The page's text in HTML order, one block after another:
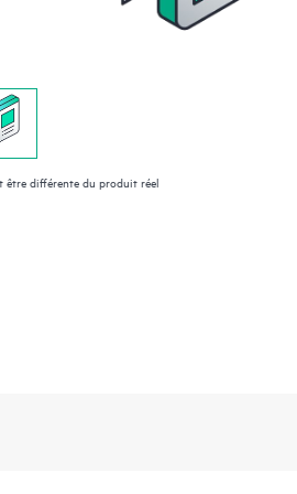
être différente du produit réel